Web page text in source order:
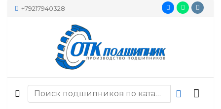
+79217940328